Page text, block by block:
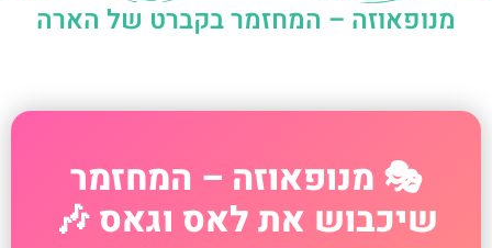
מנופאוזה – המחזמר בקברט של הארה
🎭 מנופאוזה – המחזמר
שיכבוש את לאס וגאס 🎶